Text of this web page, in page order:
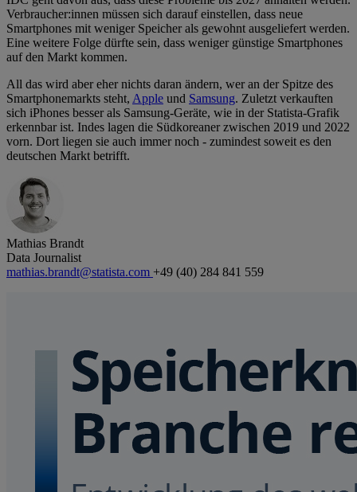
Verbraucher:innen müssen sich darauf einstellen, dass neue
Smartphones mit weniger Speicher als gewohnt ausgeliefert werden.
Eine weitere Folge dürfte sein, dass weniger günstige Smartphones
auf den Markt kommen.
All das wird aber eher nichts daran ändern, wer an der Spitze des
Smartphonemarkts steht, Apple und Samsung. Zuletzt verkauften
sich iPhones besser als Samsung-Geräte, wie in der Statista-Grafik
erkennbar ist. Indes lagen die Südkoreaner zwischen 2019 und 2022
vorn. Dort liegen sie auch immer noch - zumindest soweit es den
deutschen Markt betrifft.
Mathias Brandt
Data Journalist
mathias.brandt@statista.com +49 (40) 284 841 559